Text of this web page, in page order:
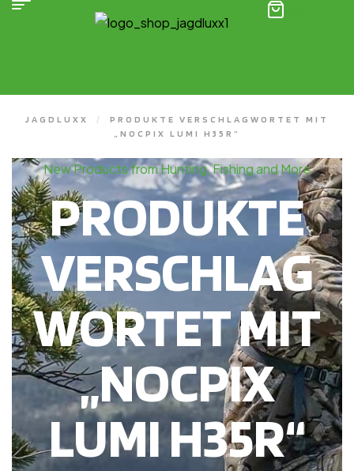
JAGDLUXX /
PRODUKTE VERSCHLAGWORTET MIT
„NOCPIX LUMI H35R“
New Products from Hunting, Fishing and More
PRODUKTE
VERSCHLAG
WORTET MIT
„NOCPIX
LUMI H35R“